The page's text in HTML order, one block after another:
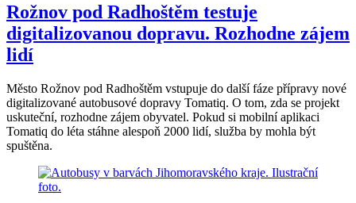
Rožnov pod Radhoštěm testuje
digitalizovanou dopravu. Rozhodne zájem
lidí
Město Rožnov pod Radhoštěm vstupuje do další fáze přípravy nové
digitalizované autobusové dopravy Tomatiq. O tom, zda se projekt
uskuteční, rozhodne zájem obyvatel. Pokud si mobilní aplikaci
Tomatiq do léta stáhne alespoň 2000 lidí, služba by mohla být
spuštěna.